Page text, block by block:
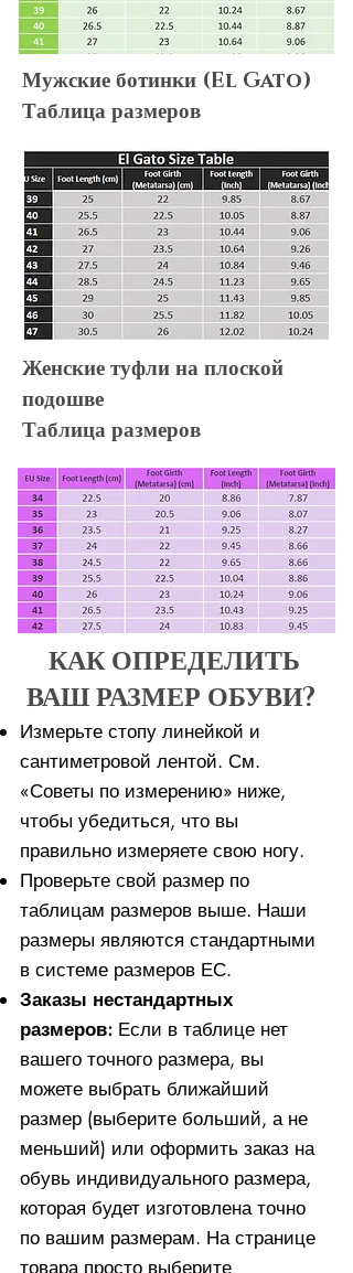
Мужские ботинки (El Gato)
Таблица размеров
Женские туфли на плоской
подошве
Таблица размеров
КАК ОПРЕДЕЛИТЬ
ВАШ РАЗМЕР ОБУВИ?
Измерьте стопу линейкой и
сантиметровой лентой. См.
«Советы по измерению» ниже,
чтобы убедиться, что вы
правильно измеряете свою ногу. ​​
Проверьте свой размер по
таблицам размеров выше. Наши
размеры являются стандартными
в системе размеров ЕС.
Заказы нестандартных
размеров: Если в таблице нет
вашего точного размера, вы
можете выбрать ближайший
размер (выберите больший, а не
меньший) или оформить заказ на
обувь индивидуального размера,
которая будет изготовлена ​​точно
по вашим размерам. На странице
товара просто выберите